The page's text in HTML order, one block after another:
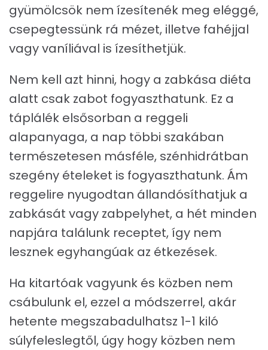
gyümölcsök nem ízesítenék meg eléggé,
csepegtessünk rá mézet, illetve fahéjjal
vagy vaníliával is ízesíthetjük.
Nem kell azt hinni, hogy a zabkása diéta
alatt csak zabot fogyaszthatunk. Ez a
táplálék elsősorban a reggeli
alapanyaga, a nap többi szakában
természetesen másféle, szénhidrátban
szegény ételeket is fogyaszthatunk. Ám
reggelire nyugodtan állandósíthatjuk a
zabkását vagy zabpelyhet, a hét minden
napjára találunk receptet, így nem
lesznek egyhangúak az étkezések.
Ha kitartóak vagyunk és közben nem
csábulunk el, ezzel a módszerrel, akár
hetente megszabadulhatsz 1-1 kiló
súlyfeleslegtől, úgy hogy közben nem